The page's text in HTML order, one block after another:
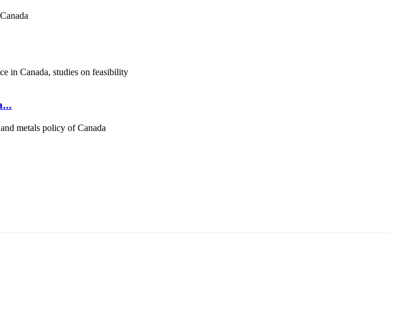
in Canada, studies on feasibility
metals policy of Canada